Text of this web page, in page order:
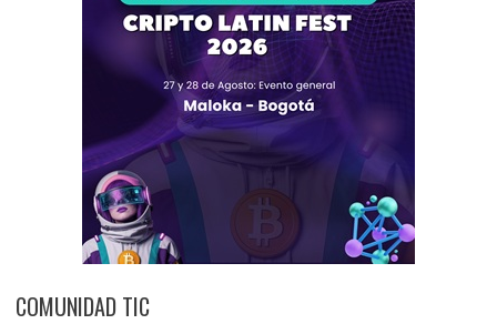
COMUNIDAD TIC